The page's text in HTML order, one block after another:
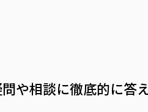
や相談に徹底的に答